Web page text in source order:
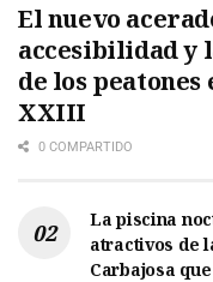
El nuevo
accesibilidad y
de los peatones
XXIII
0 COMPARTIDO
La piscina
atractivos de
Carbajosa